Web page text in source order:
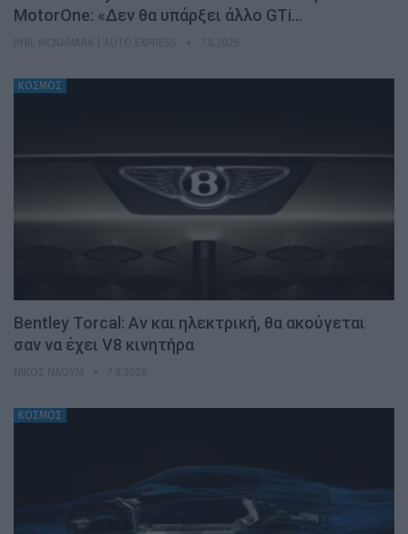
MotorOne: «Δεν θα υπάρξει άλλο GTi…
ΚΟΣΜΟΣ
Bentley Torcal: Αν και ηλεκτρική, θα ακούγεται
σαν να έχει V8 κινητήρα
ΚΟΣΜΟΣ